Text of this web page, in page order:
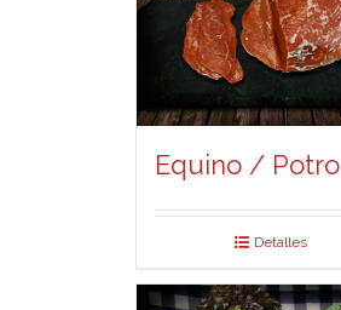
Equino / Potro
Detalles